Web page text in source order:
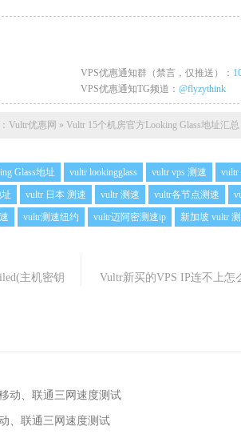
VPS优惠通知群（禁言，仅推送）：
VPS优惠通知TG频道： @flyzythink
Vultr优惠网 » Vultr 15个机房官方Looking Glass地址汇总
Glass地址 vultr lookingglass vultr vps 测速 vultr
vultr 日本 测速 vultr 测速 vultr各节点测速
vultr测速纽约 vultr迈阿密测速ip 新加坡 vultr
主机密钥
Vultr新买的VPS IP连不上怎
动、联通三网速度测试
、联通三网速度测试